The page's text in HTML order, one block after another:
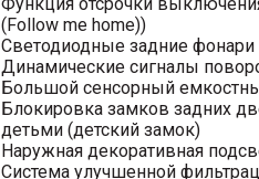
(Follow me home))
Светодиодные задние фонари
Динамические сигналы
Большой сенсорный
Блокировка замков задних
детьми (детский замок)
Наружная декоративная
Система улучшенной